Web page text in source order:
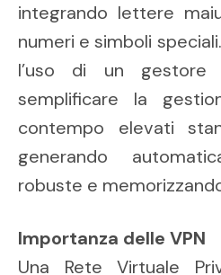
integrando lettere
numeri e simboli
l’uso di un gestore
semplificare la
contempo elevati
generando
robuste e
Importanza delle VPN
Una Rete Virtuale